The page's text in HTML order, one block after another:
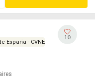
España - CVNE
10